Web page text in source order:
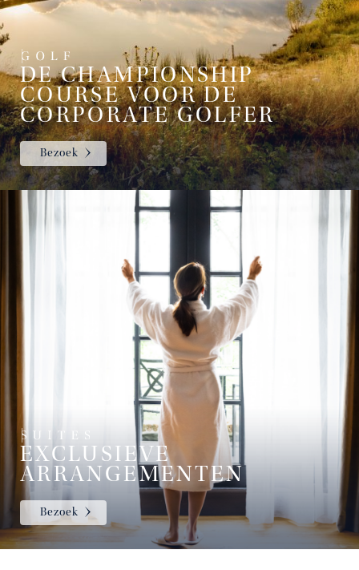
DE CHAMPIONSHIP
COURSE VOOR DE
CORPORATE GOLFER
Bezoek
EXCLUSIEVE
ARRANGEMENTEN
Bezoek